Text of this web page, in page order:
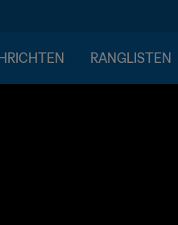
RANGLISTEN